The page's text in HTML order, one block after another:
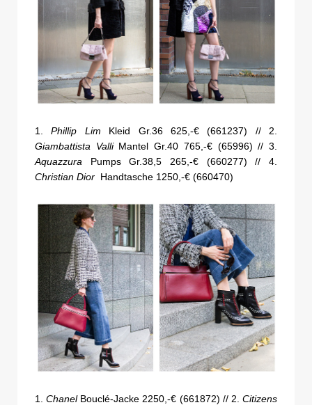
1.Phillip Lim Kleid Gr.36 625,-€ (661237) // 2.
Giambattista ValliMantel Gr.40 765,-€ (65996) // 3.
Aquazzura Pumps Gr.38,5 265,-€ (660277) // 4.
Christian Dior Handtasche 1250,-€ (660470)
1.ChanelBouclé-Jacke 2250,-€ (661872) // 2.Citizens